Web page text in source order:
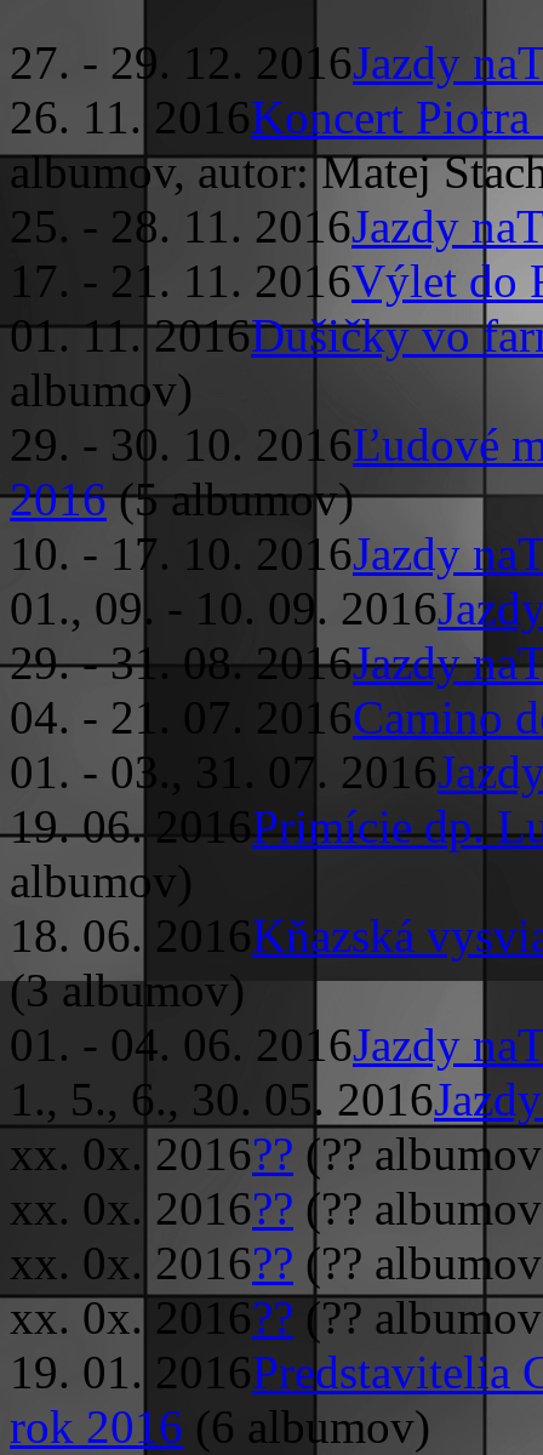
27. - 29. 12. 2016Jazdy
26. 11. 2016Koncert
albumov, autor: Matej
25. - 28. 11. 2016Jazdy
17. - 21. 11. 2016Výlet do
01. 11. 2016Dušičky vo
albumov)
29. - 30. 10. 2016Ľudové
2016(5 albumov)
10. - 17. 10. 2016Jazdy
01., 09. - 10. 09. 2016
29. - 31. 08. 2016Jazdy
04. - 21. 07. 2016Camino
01. - 03., 31. 07. 2016
19. 06. 2016Primície dp.
albumov)
18. 06. 2016Kňazská
(3 albumov)
01. - 04. 06. 2016Jazdy
1., 5., 6., 30. 05. 2016
xx. 0x. 2016?? (??
xx. 0x. 2016?? (??
xx. 0x. 2016?? (??
xx. 0x. 2016?? (??
19. 01. 2016Predstavitelia
rok 2016 (6 albumov)